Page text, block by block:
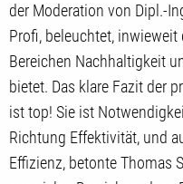
der Moderation von Dipl.-
Profi, beleuchtet,
Bereichen Nachhaltigkeit
bietet. Das klare Fazit der
ist top! Sie ist
Richtung Effektivität, und
Effizienz, betonte Thomas